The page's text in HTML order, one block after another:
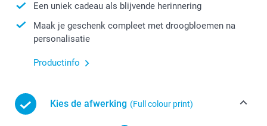
Een uniek cadeau als blijvende herinnering
Maak je geschenk compleet met droogbloemen na
personalisatie
Productinfo
Kies de afwerking (Full colour print)